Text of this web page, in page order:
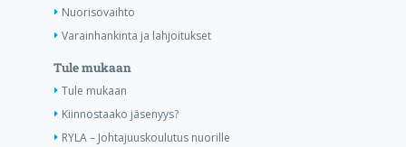
Nuorisovaihto
Varainhankinta ja lahjoitukset
Tule mukaan
Tule mukaan
Kiinnostaako jäsenyys?
RYLA – Johtajuuskoulutus nuorille